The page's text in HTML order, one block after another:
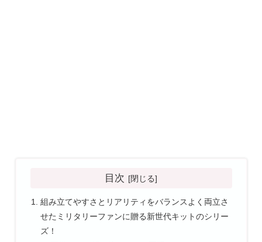
目次
組み立てやすさとリアリティをバランスよく両立さ
せたミリタリーファンに贈る新世代キットのシリー
ズ！